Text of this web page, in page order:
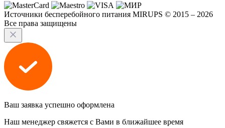
Источники бесперебойного питания MIRUPS © 2015 – 2026
Все права защищены
Ваш заявка успешно оформлена
Наш менеджер свяжется с Вами в ближайшее время